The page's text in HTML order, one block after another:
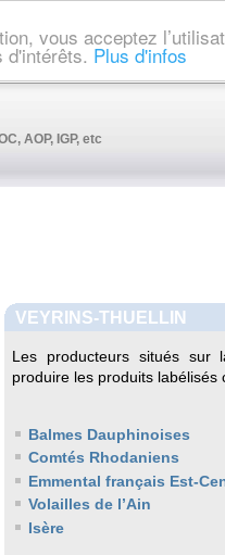
vous acceptez
d'intérêts. Plus d'infos
AOP, IGP, etc
VEYRINS-THUELLIN
Les producteurs situés sur
produire les produits labélisés
Balmes Dauphinoises
Comtés Rhodaniens
Emmental français Est-
Volailles de l’Ain
Isère